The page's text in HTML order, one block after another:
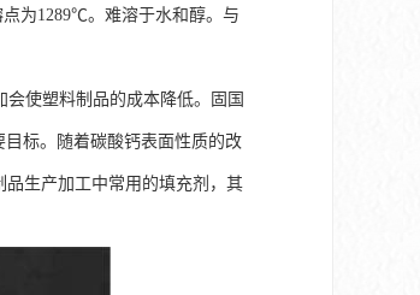
为1289℃。难溶于水和醇。与
使塑料制品的成本降低。固国
标。随着碳酸钙表面性质的改
生产加工中常用的填充剂，其